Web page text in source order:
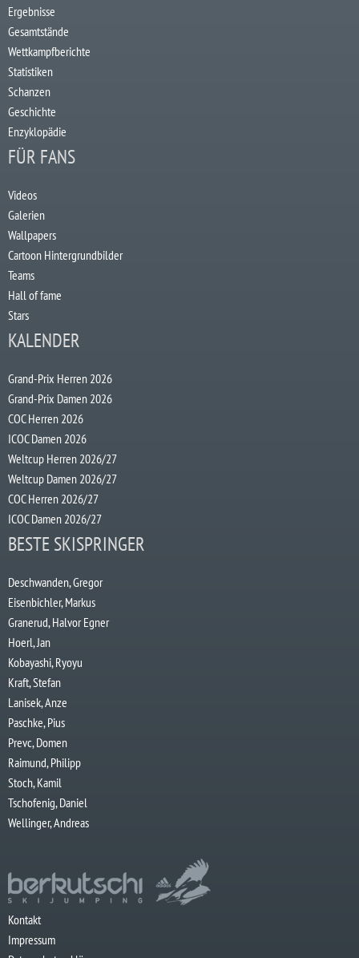
Ergebnisse
Gesamtstände
Wettkampfberichte
Statistiken
Schanzen
Geschichte
Enzyklopädie
FÜR FANS
Videos
Galerien
Wallpapers
Cartoon Hintergrundbilder
Teams
Hall of fame
Stars
KALENDER
Grand-Prix Herren 2026
Grand-Prix Damen 2026
COC Herren 2026
ICOC Damen 2026
Weltcup Herren 2026/27
Weltcup Damen 2026/27
COC Herren 2026/27
ICOC Damen 2026/27
BESTE SKISPRINGER
Deschwanden, Gregor
Eisenbichler, Markus
Granerud, Halvor Egner
Hoerl, Jan
Kobayashi, Ryoyu
Kraft, Stefan
Lanisek, Anze
Paschke, Pius
Prevc, Domen
Raimund, Philipp
Stoch, Kamil
Tschofenig, Daniel
Wellinger, Andreas
Kontakt
Impressum